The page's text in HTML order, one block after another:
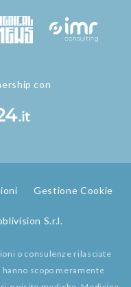
con
Gestione Cookie
S.r.l.
o consulenze rilasciate
scopo meramente